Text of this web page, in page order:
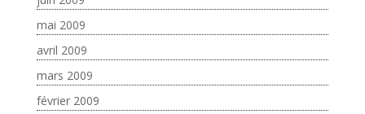
mai 2009
avril 2009
mars 2009
février 2009